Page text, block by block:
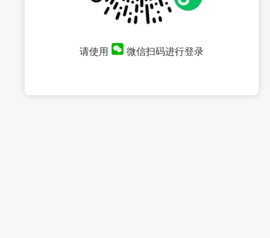
请使用 微信扫码进行登录